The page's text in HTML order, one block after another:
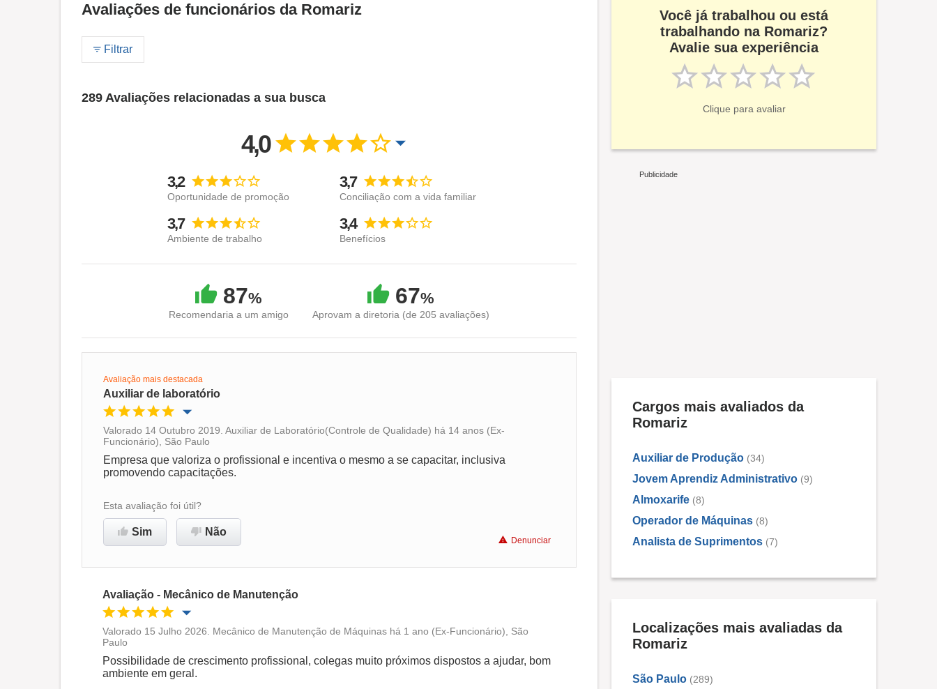
Avaliações de funcionários da Romariz
Filtrar
289 Avaliações relacionadas a sua busca
4,0
3,2
Oportunidade de promoção
3,7
Conciliação com a vida familiar
3,7
Ambiente de trabalho
3,4
Benefícios
87%
Recomendaria a um amigo
67%
Aprovam a diretoria (de 205 avaliações)
Avaliação mais destacada
Auxiliar de laboratório
Oportunidade de promoção
Ambiente de trabalho
Recomenda esta empresa
Valorado 14 Outubro 2019. Auxiliar de Laboratório(Controle de Qualidade) há 14 anos (Ex-
Funcionário), São Paulo
Empresa que valoriza o profissional e incentiva o mesmo a se capacitar, inclusiva
promovendo capacitações.
Esta avaliação foi útil?
Sim Não
Denunciar
Avaliação - Mecânico de Manutenção
Oportunidade de promoção
Ambiente de trabalho
Valorado 15 Julho 2026. Mecânico de Manutenção de Máquinas há 1 ano (Ex-Funcionário), São
Paulo
Possibilidade de crescimento profissional, colegas muito próximos dispostos a ajudar, bom
ambiente em geral.
Você já trabalhou ou está
trabalhando na Romariz?
Avalie sua experiência
Clique para avaliar
Cargos mais avaliados da
Romariz
Auxiliar de Produção (34)
Jovem Aprendiz Administrativo (9)
Almoxarife (8)
Operador de Máquinas (8)
Analista de Suprimentos (7)
Localizações mais avaliadas da
Romariz
São Paulo (289)